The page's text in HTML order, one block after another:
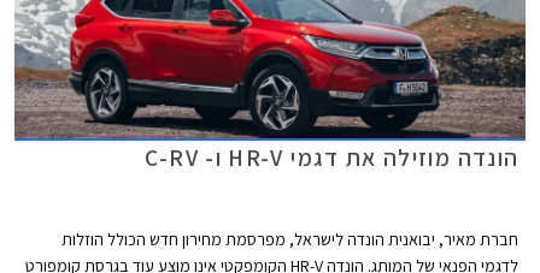
הונדה מוזילה את דגמי HR-V ו- C-RV
חברת מאיר, יבואנית הונדה לישראל, מפרסמת מחירון חדש הכולל הוזלות
לדגמי הפנאי של המותג. הונדה HR-V הקומפקטי אינו מוצע עוד בגרסת קומפורט